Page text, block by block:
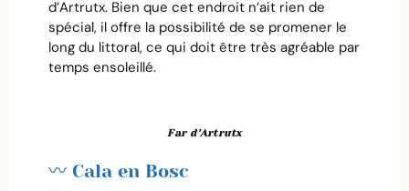
d’Artrutx. Bien que cet endroit n’ait rien de
spécial, il offre la possibilité de se promener le
long du littoral, ce qui doit être très agréable par
temps ensoleillé.
Far d’Artrutx
〰️ Cala en Bosc